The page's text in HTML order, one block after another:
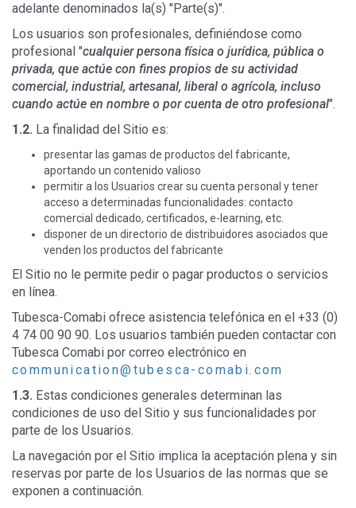
adelante denominados la(s) "Parte(s)".
Los usuarios son profesionales, definiéndose como
profesional "cualquier persona física o jurídica, pública o
privada, que actúe con fines propios de su actividad
comercial, industrial, artesanal, liberal o agrícola, incluso
cuando actúe en nombre o por cuenta de otro profesional".
1.2. La finalidad del Sitio es:
presentar las gamas de productos del fabricante,
aportando un contenido valioso
permitir a los Usuarios crear su cuenta personal y tener
acceso a determinadas funcionalidades: contacto
comercial dedicado, certificados, e-learning, etc.
disponer de un directorio de distribuidores asociados que
venden los productos del fabricante
El Sitio no le permite pedir o pagar productos o servicios
en línea.
Tubesca-Comabi ofrece asistencia telefónica en el +33 (0)
4 74 00 90 90. Los usuarios también pueden contactar con
Tubesca Comabi por correo electrónico en
communication@tubesca-comabi.com
1.3. Estas condiciones generales determinan las
condiciones de uso del Sitio y sus funcionalidades por
parte de los Usuarios.
La navegación por el Sitio implica la aceptación plena y sin
reservas por parte de los Usuarios de las normas que se
exponen a continuación.